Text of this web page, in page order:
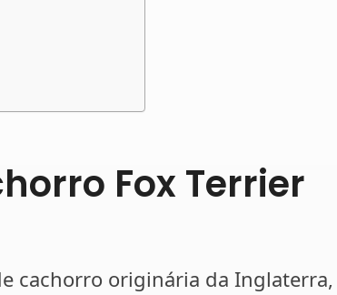
Fox Terrier
cachorro originária da Inglaterra,